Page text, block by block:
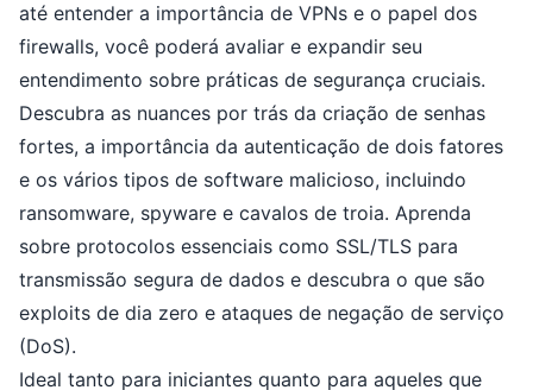
até entender a importância de VPNs e o papel dos
firewalls, você poderá avaliar e expandir seu
entendimento sobre práticas de segurança cruciais.
Descubra as nuances por trás da criação de senhas
fortes, a importância da autenticação de dois fatores
e os vários tipos de software malicioso, incluindo
ransomware, spyware e cavalos de troia. Aprenda
sobre protocolos essenciais como SSL/TLS para
transmissão segura de dados e descubra o que são
exploits de dia zero e ataques de negação de serviço
(DoS).
Ideal tanto para iniciantes quanto para aqueles que